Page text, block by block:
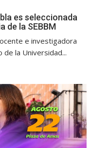
es seleccionada
de la SEBBM
e investigadora
de la Universidad...